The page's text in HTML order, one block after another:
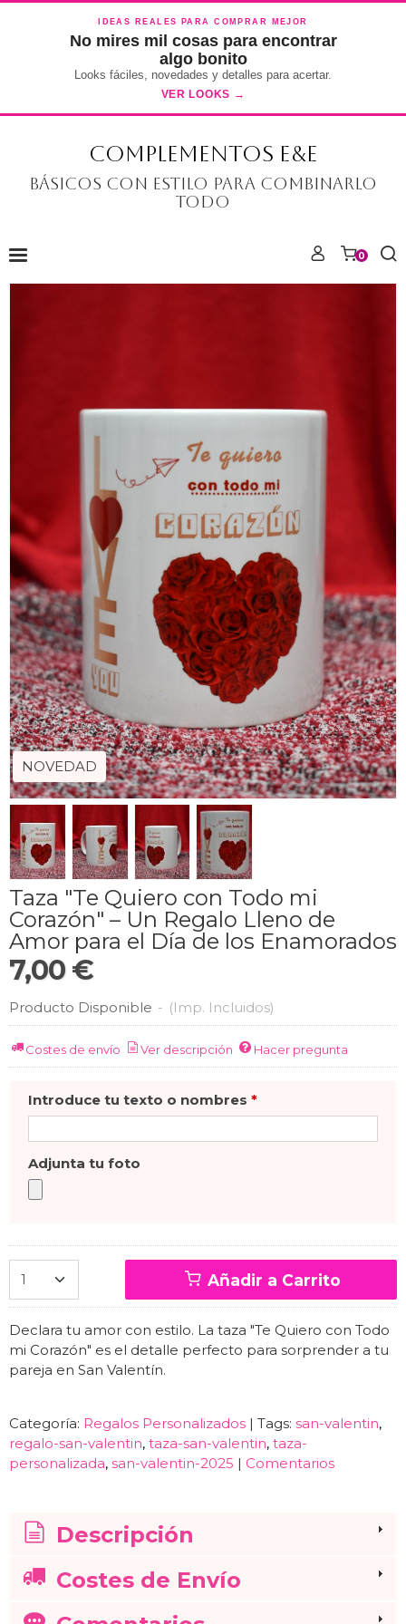
IDEAS REALES PARA COMPRAR MEJOR
No mires mil cosas para encontrar
algo bonito
Looks fáciles, novedades y detalles para acertar.
VER LOOKS →
COMPLEMENTOS E&E
Básicos con estilo para combinarlo
todo
0
NOVEDAD
Taza "Te Quiero con Todo mi
Corazón" – Un Regalo Lleno de
Amor para el Día de los Enamorados
7,00 €
Producto Disponible - (Imp. Incluidos)
Costes de envío Ver descripción Hacer pregunta
Introduce tu texto o nombres *
Adjunta tu foto
Añadir a Carrito
Declara tu amor con estilo. La taza "Te Quiero con Todo
mi Corazón" es el detalle perfecto para sorprender a tu
pareja en San Valentín.
Categoría: Regalos Personalizados | Tags: san-valentin
regalo-san-valentin taza-san-valentin taza-
personalizada san-valentin-2025 | Comentarios
Descripción
Costes de Envío